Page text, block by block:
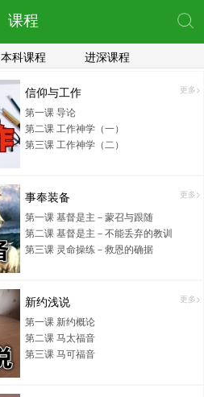
课程
本科课程 进深课程
信仰与工作 更多>
第一课 导论
第二课 工作神学（一）
第三课 工作神学（二）
事奉装备 更多>
第一课 基督是主－蒙召与跟随
第二课 基督是主－不能丢弃的教训
第三课 灵命操练－救恩的确据
新约浅说 更多>
第一课 新约概论
第二课 马太福音
第三课 马可福音